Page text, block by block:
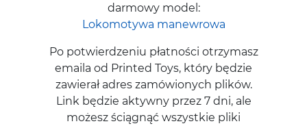
darmowy model:
Lokomotywa manewrowa
Po potwierdzeniu płatności otrzymasz
emaila od Printed Toys, który będzie
zawierał adres zamówionych plików.
Link będzie aktywny przez 7 dni, ale
możesz ściągnąć wszystkie pliki